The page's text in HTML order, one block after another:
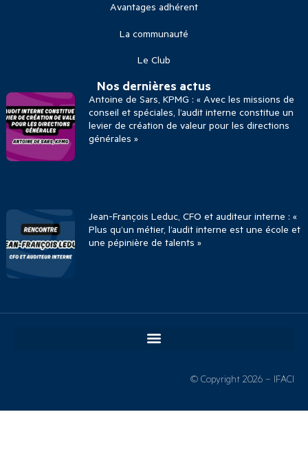
Avantages adhérent
La communauté
Le Club
Nos dernières actus
Antoine de Sars, KPMG : « Avec les missions de
conseil et spéciales, l’audit interne constitue un
levier de création de valeur pour les directions
générales »
Jean-François Leduc, CFO et auditeur interne : «
Plus qu’un métier, l’audit interne est une école et
une pépinière de talents »
© Copyright 2026 – IFACI